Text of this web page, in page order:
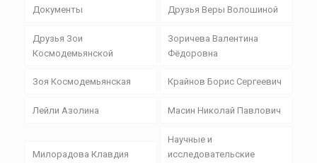
Документы Друзья Веры Волошиной
Друзья Зои
Космодемьянской
Зоричева Валентина
Фёдоровна
Зоя Космодемьянская Крайнов Борис Сергеевич
Лейли Азолина Масин Николай Павлович
Милорадова Клавдия
Научные и
исследовательские